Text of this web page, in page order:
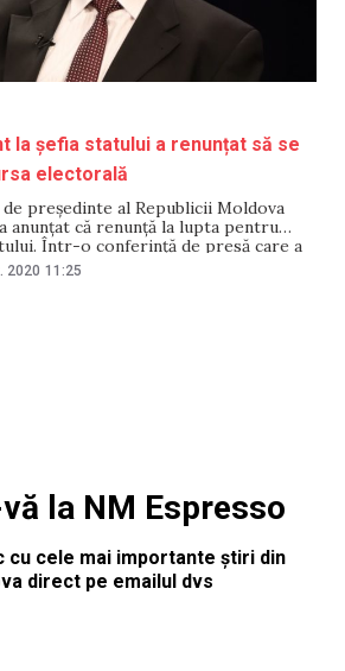
la șefia statului a renunțat să se
electorală
președinte al Republicii Moldova
anunțat că renunță la lupta pentru
Într-o conferință de presă care a
acesta a recunoscut că nu a
necesar de semnături pentru a fi
2020 11:25
la NM Espresso
cu cele mai importante știri din
direct pe emailul dvs